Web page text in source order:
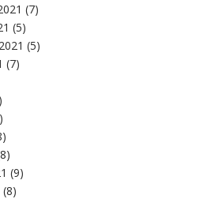
(7)
(5)
(5)
(7)
(9)
(8)